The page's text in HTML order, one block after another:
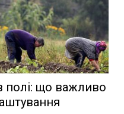
полі: що важливо